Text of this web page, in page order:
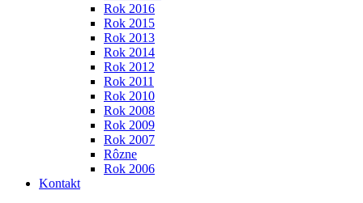
Rok 2016
Rok 2015
Rok 2013
Rok 2014
Rok 2012
Rok 2011
Rok 2010
Rok 2008
Rok 2009
Rok 2007
Rôzne
Rok 2006
Kontakt